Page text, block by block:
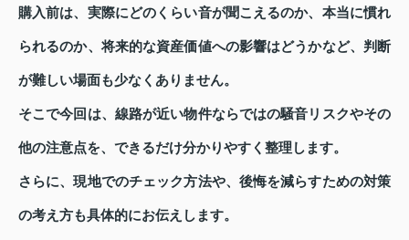
購入前は、実際にどのくらい音が聞こえるのか、本当に慣れ
られるのか、将来的な資産価値への影響はどうかなど、判断
が難しい場面も少なくありません。
そこで今回は、線路が近い物件ならではの騒音リスクやその
他の注意点を、できるだけ分かりやすく整理します。
さらに、現地でのチェック方法や、後悔を減らすための対策
の考え方も具体的にお伝えします。